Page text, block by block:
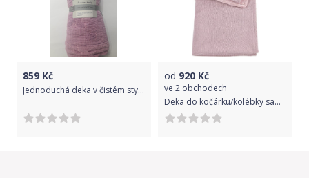
859 Kč
Jednoduchá deka v čistém stylu se vzorem srdíček a motýlů
od 920 Kč
ve 2 obchodech
Deka do kočárku/kolébky samet 75x100 cm Meyco Knit basic Lilac 2021